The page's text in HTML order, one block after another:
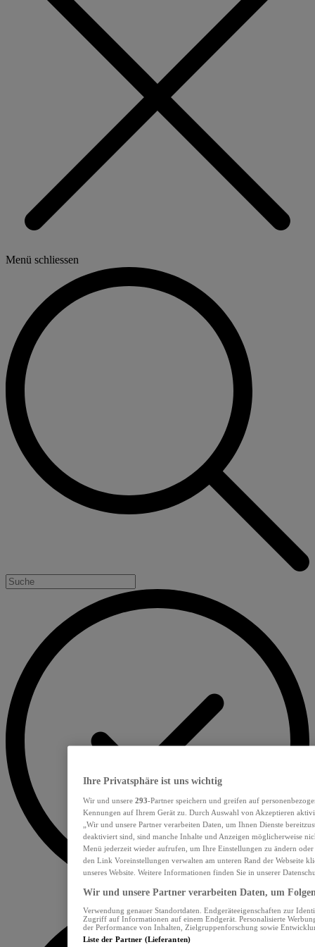
Menü schliessen
Ihre Privatsphäre ist uns wichtig
Wir und unsere 293-Partner speichern und greifen auf
Kennungen auf Ihrem Gerät zu. Durch Auswahl von Akzeptieren
„Wir und unsere Partner verarbeiten Daten, um Ihnen Dienste
deaktiviert sind, sind manche Inhalte und Anzeigen möglicherweise
Menü jederzeit wieder aufrufen, um Ihre Einstellungen zu ändern
den Link Voreinstellungen verwalten am unteren Rand der Webseite
unseres Website. Weitere Informationen finden Sie in unserer
Wir und unsere Partner verarbeiten Daten, um
Verwendung genauer Standortdaten. Endgeräteeigenschaften zur
Zugriff auf Informationen auf einem Endgerät. Personalisierte
der Performance von Inhalten, Zielgruppenforschung sowie
Liste der Partner (Lieferanten)